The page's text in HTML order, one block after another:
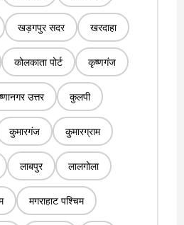
खड़गपुर सदर खरदाहा
कोलकाता पोर्ट कृष्णगंज
उत्तर कुलपी
कुमारगंज कुमारग्राम
लाबपुर लालगोला
मगराहाट पश्चिम